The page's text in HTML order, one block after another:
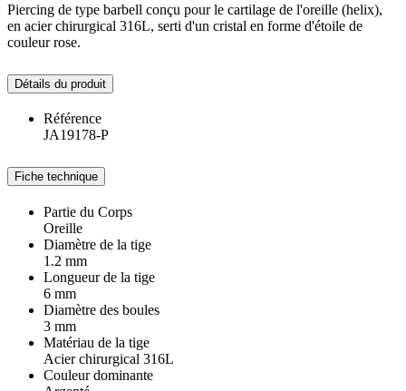
Piercing de type barbell conçu pour le cartilage de l'oreille (helix),
en acier chirurgical 316L, serti d'un cristal en forme d'étoile de
couleur rose.
Détails du produit
Référence
JA19178-P
Fiche technique
Partie du Corps
Oreille
Diamètre de la tige
1.2 mm
Longueur de la tige
6 mm
Diamètre des boules
3 mm
Matériau de la tige
Acier chirurgical 316L
Couleur dominante